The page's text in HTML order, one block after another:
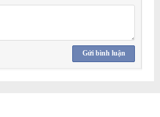
Gửi bình luận